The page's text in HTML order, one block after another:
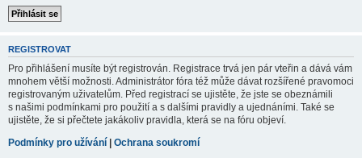
REGISTROVAT
Pro přihlášení musíte být registrován. Registrace trvá jen pár vteřin a dává vám
mnohem větší možnosti. Administrátor fóra též může dávat rozšířené pravomoci
registrovaným uživatelům. Před registrací se ujistěte, že jste se obeznámili
s našimi podmínkami pro použití a s dalšími pravidly a ujednáními. Také se
ujistěte, že si přečtete jakákoliv pravidla, která se na fóru objeví.
Podmínky pro užívání | Ochrana soukromí